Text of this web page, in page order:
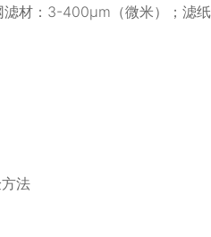
材：3-400μm（微米）；滤
法